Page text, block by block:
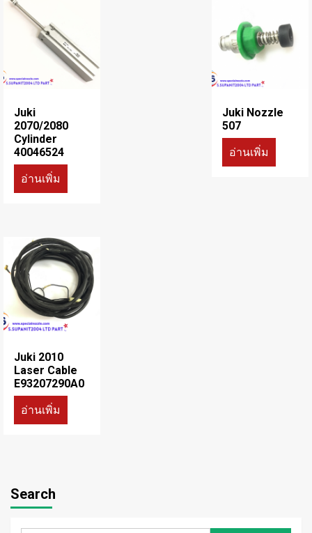
Juki
2070/2080
Cylinder
40046524
อ่านเพิ่ม
Juki Nozzle
507
อ่านเพิ่ม
Juki 2010
Laser Cable
E93207290A0
อ่านเพิ่ม
Search